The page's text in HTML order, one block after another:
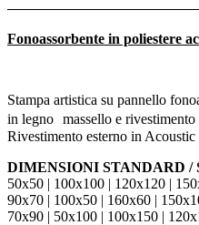
Fonoassorbente in poliestere
Stampa artistica su pannello
in legno massello e
Rivestimento esterno in Acoustic
DIMENSIONI STANDARD /
50x50 | 100x100 | 120x120 |
90x70 | 100x50 | 160x60 |
70x90 | 50x100 | 100x150 |